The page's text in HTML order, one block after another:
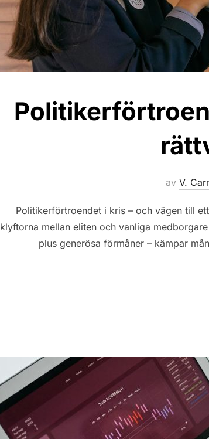
av V.
Politikerförtroendet i kris – och vägen till
klyftorna mellan eliten och vanliga
plus generösa förmåner – kämpar